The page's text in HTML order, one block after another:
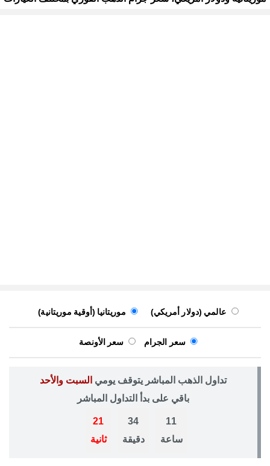
عالمي (دولار أمريكي) موريتانيا (أوقية موريتانية)
سعر الجرام سعر الأونصة
تداول الذهب المباشر يتوقف يومي السبت والأحد
باقي على بدأ التداول المباشر
11
ساعة
34
دقيقة
20
ثانية